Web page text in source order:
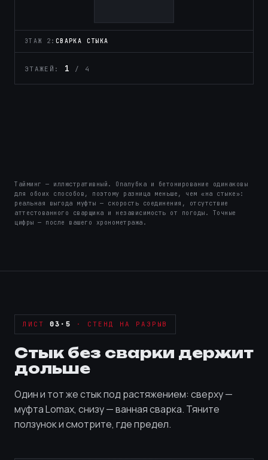
ЭТАЖ 2: БЕТОН
ЭТАЖЕЙ: 1 / 4
Тайминг — иллюстративный. Опалубка и бетонирование одинаковы
для обоих способов, поэтому разница меньше, чем «на стыке»:
реальная выгода муфты — скорость соединения, отсутствие
аттестованного сварщика и независимость от погоды. Точные
цифры — после вашего хронометража.
ЛИСТ 03·5 · СТЕНД НА РАЗРЫВ
Стык без сварки держит
дольше
Один и тот же стык под растяжением: сверху —
муфта Lomax, снизу — ванная сварка. Тяните
ползунок и смотрите, где предел.